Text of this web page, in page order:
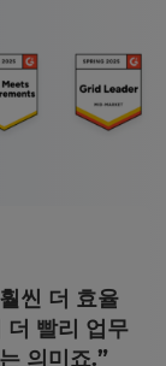
씬 더 효율
더 빨리 업무
의미죠.”